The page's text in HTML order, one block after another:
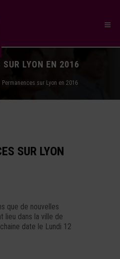
SUR LYON EN 2016
Permanences sur Lyon en 2016
SUR LYON
que de nouvelles
lieu dans la ville de
date le Lundi 12